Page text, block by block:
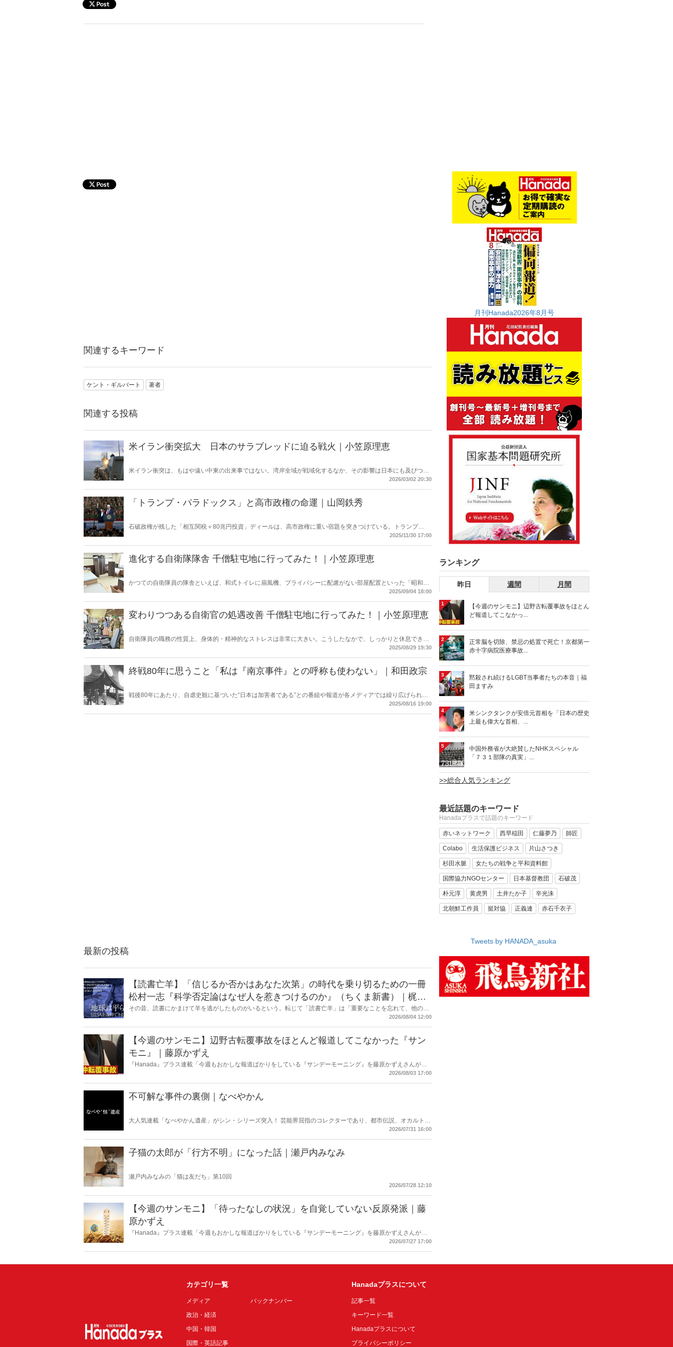
関連するキーワード
ケント・ギルバート 著者
関連する投稿
米イラン衝突拡大 日本のサラブレッドに迫る戦火｜小笠原理恵
米イラン衝突は、もはや遠い中東の出来事ではない。湾岸全域が戦域化するなか、その影響は日本にも及びつつ
ある。石油備蓄やエネルギー価格の高騰については多く報じられているが、見落とされがちな問題がある。邦人
2026/03/02 20:30
「トランプ・パラドックス」と高市政権の命運｜山岡鉄秀
石破政権が残した「相互関税＋80兆円投資」ディールは、高市政権に重い宿題を突きつけている。トランプ
の“ふたつの顔”が日本を救うのか、縛るのか──命運は、このパラドックスをどう反転できるかにかかっている。
2025/11/30 17:00
進化する自衛隊隊舎 千僧駐屯地に行ってみた！｜小笠原理恵
かつての自衛隊員の隊舎といえば、和式トイレに扇風機、プライバシーに配慮がない部屋配置といった「昭和ス
タイル」の名残が色濃く残っていた。だが今、そのイメージは大きく変わろうとしている。兵庫県伊丹市にある
2025/09/04 18:00
変わりつつある自衛官の処遇改善 千僧駐屯地に行ってみた！｜小笠原理恵
自衛隊員の職務の性質上、身体的・精神的なストレスは非常に大きい。こうしたなかで、しっかりと休息できる
環境が整っていなければ、有事や災害時に本来の力を発揮することは難しい。今回は変わりつつある現場を取材
2025/08/29 19:30
終戦80年に思うこと「私は『南京事件』との呼称も使わない」｜和田政宗
戦後80年にあたり、自虐史観に基づいた“日本は加害者である”との番組や報道が各メディアでは繰り広げられて
いる。東京裁判や“南京大虐殺”肯定派は、おびただしい数の南京市民が日本軍に虐殺されたと言う。しかし、南
2025/08/16 19:00
最新の投稿
【読書亡羊】「信じるか否かはあなた次第」の時代を乗り切るための一冊
松村一志『科学否定論はなぜ人を惹きつけるのか』（ちくま新書）｜梶原
麻衣子
その昔、読書にかまけて羊を逃がしたものがいるという。転じて「読書亡羊」は「重要なことを忘れて、他のこ
とに夢中になること」を指す四字熟語になった。だが時に仕事を放り出してでも、読むべき本がある。元月刊
2026/08/04 12:00
【今週のサンモニ】辺野古転覆事故をほとんど報道してこなかった『サン
モニ』｜藤原かずえ
『Hanada』プラス連載「今週もおかしな報道ばかりをしている『サンデーモーニング』を藤原かずえさんがデ
2026/08/03 17:00
不可解な事件の裏側｜なべやかん
大人気連載「なべやかん遺産」がシン・シリーズ突入！ 芸能界屈指のコレクターであり、都市伝説、オカルト、
スピリチュアルな話題が大好きな芸人・なべやかんが蒐集した選りすぐりの「怪」な話を紹介！信じるか信じな
2026/07/31 16:00
子猫の太郎が「行方不明」になった話｜瀬戸内みなみ
瀬戸内みなみの「猫は友だち」第10回
2026/07/28 12:10
【今週のサンモニ】「待ったなしの状況」を自覚していない反原発派｜藤
原かずえ
『Hanada』プラス連載「今週もおかしな報道ばかりをしている『サンデーモーニング』を藤原かずえさんがデ
2026/07/27 17:00
月刊Hanada2026年8月号
ランキング
昨日 週間 月間
1
【今週のサンモニ】辺野古転覆事故をほとん
ど報道してこなかっ...
2
正常脳を切除、禁忌の処置で死亡！京都第一
赤十字病院医療事故...
3
黙殺され続けるLGBT当事者たちの本音｜福
田ますみ
4
米シンクタンクが安倍元首相を「日本の歴史
上最も偉大な首相、...
5
中国外務省が大絶賛したNHKスペシャル
「７３１部隊の真実」...
>>総合人気ランキング
最近話題のキーワード
Hanadaプラスで話題のキーワード
赤いネットワーク 西早稲田 仁藤夢乃 師匠
Colabo 生活保護ビジネス 片山さつき
杉田水脈 女たちの戦争と平和資料館
国際協力NGOセンター 日本基督教団 石破茂
朴元淳 黄虎男 土井たか子 辛光洙
北朝鮮工作員 挺対協 正義連 赤石千衣子
Tweets by HANADA_asuka
カテゴリ一覧
メディア
政治・経済
中国・韓国
国際・英語記事
バックナンバー
Hanadaプラスについて
記事一覧
キーワード一覧
Hanadaプラスについて
プライバシーポリシー